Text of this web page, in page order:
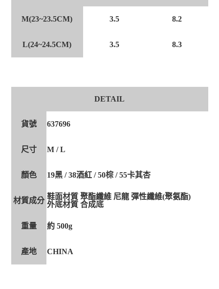
M(23~23.5CM) 3.5 8.2
L(24~24.5CM) 3.5 8.3
DETAIL
貨號 637696
尺寸 M / L
顏色 19黑 / 38酒紅 / 50棕 / 55卡其杏
材質成分 鞋面材質 聚酯纖維 尼龍 彈性纖維(聚氨酯)
外底材質 合成底
重量 約 500g
產地 CHINA